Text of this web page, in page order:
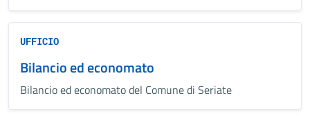
UFFICIO
Bilancio ed economato
Bilancio ed economato del Comune di Seriate